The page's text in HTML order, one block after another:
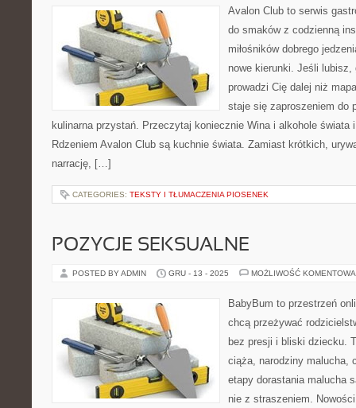
Avalon Club to serwis
do smaków z codzienną
miłośników dobrego
nowe kierunki. Jeśli lubisz,
prowadzi Cię dalej niż
staje się zaproszeniem do
kulinarna przystań. Przeczytaj koniecznie Wina i alkohole świata
Rdzeniem Avalon Club są kuchnie świata. Zamiast krótkich,
narrację, […]
CATEGORIES: TEKSTY I TŁUMACZENIA PIOSENEK
POZYCJE SEKSUALNE
POSTED BY ADMIN GRU - 13 - 2025 MOŻLIWOŚĆ
BabyBum to przestrzeń
chcą przeżywać
bez presji i bliski dziecku.
ciąża, narodziny malucha,
etapy dorastania malucha
nie z straszeniem.